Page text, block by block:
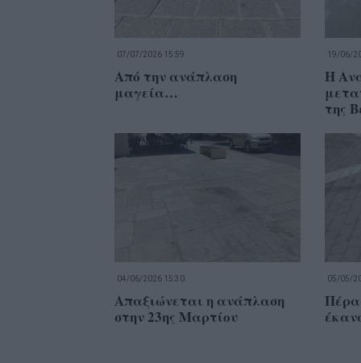
07/07/2026 15:59
Από την ανάπλαση
μαγεία…
19/06/
Η
της
04/06/2026 15:30
Απαξιώνεται η ανάπλαση
στην 23ης Μαρτίου
05/05/